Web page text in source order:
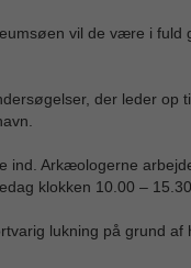
vil de være i fuld
der leder op
ind. Arkæologerne
klokken 10.00 –
lukning på grund af